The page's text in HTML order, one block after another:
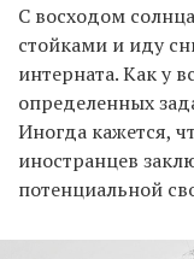
С восходом
стойками и иду
интерната. Как у
определенных
Иногда кажется,
иностранцев
потенциальной